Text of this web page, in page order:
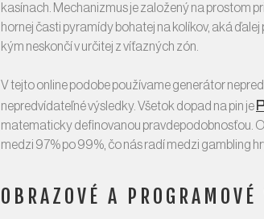
kasínach. Mechanizmus je založený na prostom
hornej časti pyramídy bohatej na kolíkov, aká
kým neskončí v určitej z víťazných zón.
V tejto online podobe používame generátor
nepredvídateľné výsledky. Všetok dopad na pin je
matematicky definovanou pravdepodobnosťou.
medzi 97% po 99%, čo nás radí medzi gambling
OBRAZOVÉ A PROGRAMOVÉ